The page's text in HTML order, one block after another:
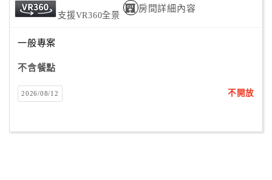
支援VR360全景
房間詳細內容
一般專案
不含餐點
2026/08/12 不開放